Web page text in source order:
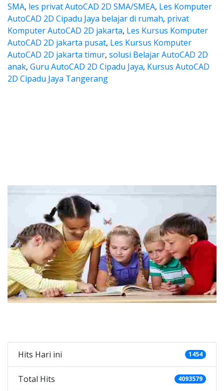
SMA, les privat AutoCAD 2D SMA/SMEA, Les Komputer
AutoCAD 2D Cipadu Jaya belajar di rumah, privat
Komputer AutoCAD 2D jakarta, Les Kursus Komputer
AutoCAD 2D jakarta pusat, Les Kursus Komputer
AutoCAD 2D jakarta timur, solusi Belajar AutoCAD 2D
anak, Guru AutoCAD 2D Cipadu Jaya, Kursus AutoCAD
2D Cipadu Jaya Tangerang
Hits Hari ini 1454
Total Hits 4093579